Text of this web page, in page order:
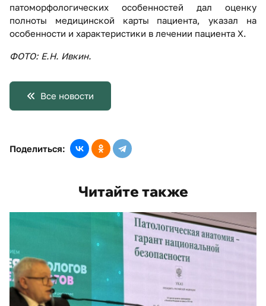
патоморфологических особенностей дал оценку
полноты медицинской карты пациента, указал на
особенности и характеристики в лечении пациента Х.
ФОТО: Е.Н. Ивкин.
Все новости
Поделиться:
Читайте также